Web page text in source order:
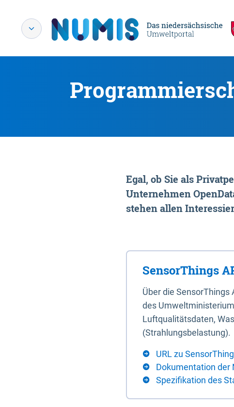
Egal, ob Sie als
Unternehmen
stehen allen
SensorThings
Über die
des
Luftqualitätsdaten,
(Strahlungsbelastung).
URL zu
Dokumentation der
Spezifikation des